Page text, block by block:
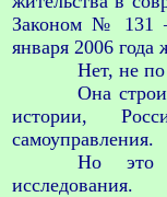
Законом № 131
января 2006 года
Нет, не
Она
истории,
самоуправления.
Но это
исследования.